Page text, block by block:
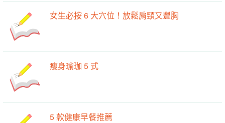
女生必按 6 大穴位！放鬆肩頸又豐胸
瘦身瑜珈 5 式
5 款健康早餐推薦